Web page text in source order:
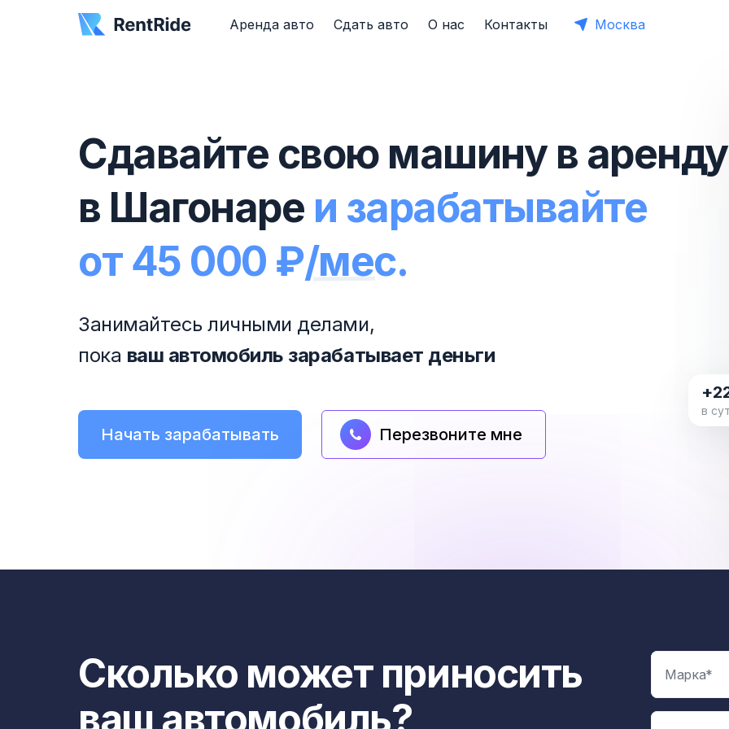
Аренда авто Сдать авто О нас Контакты Москва
Сдавайте свою машину в аренду
в Шагонаре и зарабатывайте
от 45 000 ₽/мес.
Занимайтесь личными делами,
пока ваш автомобиль зарабатывает деньги
Начать зарабатывать Перезвоните мне
в
Сколько может приносить
ваш автомобиль?